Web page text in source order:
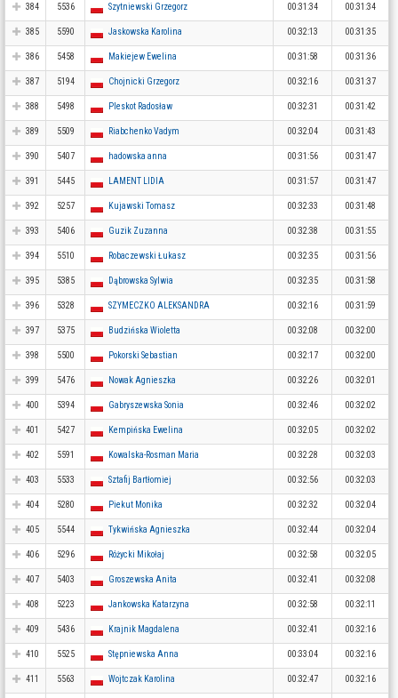
384 5536 Szytniewski Grzegorz 00:31:34 00:31:34
385 5590 Jaskowska Karolina 00:32:13 00:31:35
386 5458 Makiejew Ewelina 00:31:58 00:31:36
387 5194 Chojnicki Grzegorz 00:32:16 00:31:37
388 5498 Pleskot Radosław 00:32:31 00:31:42
389 5509 Riabchenko Vadym 00:32:04 00:31:43
390 5407 hadowska anna 00:31:56 00:31:47
391 5445 LAMENT LIDIA 00:31:57 00:31:47
392 5257 Kujawski Tomasz 00:32:33 00:31:48
393 5406 Guzik Zuzanna 00:32:38 00:31:55
394 5510 Robaczewski Łukasz 00:32:35 00:31:56
395 5385 Dąbrowska Sylwia 00:32:35 00:31:58
396 5328 SZYMECZKO ALEKSANDRA 00:32:16 00:31:59
397 5375 Budzińska Wioletta 00:32:08 00:32:00
398 5500 Pokorski Sebastian 00:32:17 00:32:00
399 5476 Nowak Agnieszka 00:32:26 00:32:01
400 5394 Gabryszewska Sonia 00:32:46 00:32:02
401 5427 Kempińska Ewelina 00:32:05 00:32:02
402 5591 Kowalska-Rosman Maria 00:32:28 00:32:03
403 5533 Sztafij Bartłomiej 00:32:56 00:32:03
404 5280 Piekut Monika 00:32:32 00:32:04
405 5544 Tykwińska Agnieszka 00:32:44 00:32:04
406 5296 Różycki Mikołaj 00:32:58 00:32:05
407 5403 Groszewska Anita 00:32:41 00:32:08
408 5223 Jankowska Katarzyna 00:32:58 00:32:11
409 5436 Krajnik Magdalena 00:32:41 00:32:16
410 5525 Stępniewska Anna 00:33:04 00:32:16
411 5563 Wojtczak Karolina 00:32:47 00:32:16